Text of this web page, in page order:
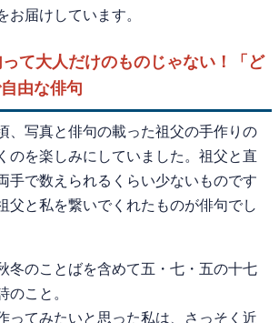
お届けしています。
て大人だけのものじゃない！「ど
由な俳句
、写真と俳句の載った祖父の手作りの
のを楽しみにしていました。祖父と直
手で数えられるくらい少ないものです
父と私を繋いでくれたものが俳句でし
冬のことばを含めて五・七・五の十七
のこと。
ってみたいと思った私は、さっそく近